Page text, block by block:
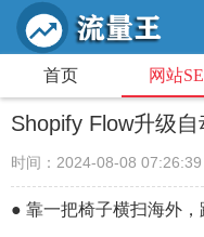
首页 网站
Shopify Flow升级
时间： 2024-08-08 07:26:39
● 靠一把椅子横扫海外